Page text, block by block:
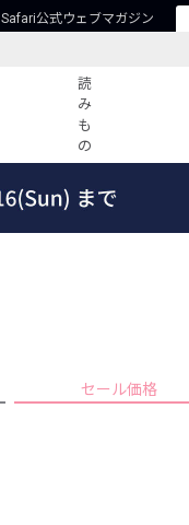
Safari公式ウェブマガジン
読
み
も
の
プライバシーポリシー
セール価格